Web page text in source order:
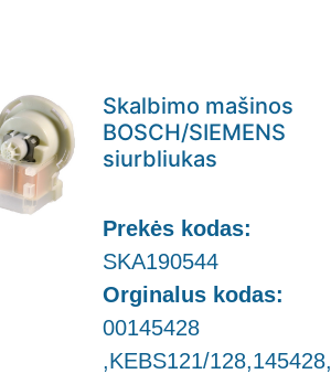
Skalbimo mašinos
BOSCH/SIEMENS
siurbliukas
Prekės kodas:
SKA190544
Orginalus kodas:
00145428
,KEBS121/128,145428,